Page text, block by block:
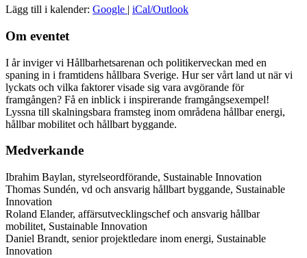
Lägg till i kalender: Google | iCal/Outlook
Om eventet
I år inviger vi Hållbarhetsarenan och politikerveckan med en
spaning in i framtidens hållbara Sverige. Hur ser vårt land ut när vi
lyckats och vilka faktorer visade sig vara avgörande för
framgången? Få en inblick i inspirerande framgångsexempel!
Lyssna till skalningsbara framsteg inom områdena hållbar energi,
hållbar mobilitet och hållbart byggande.
Medverkande
Ibrahim Baylan, styrelseordförande, Sustainable Innovation
Thomas Sundén, vd och ansvarig hållbart byggande, Sustainable
Innovation
Roland Elander, affärsutvecklingschef och ansvarig hållbar
mobilitet, Sustainable Innovation
Daniel Brandt, senior projektledare inom energi, Sustainable
Innovation